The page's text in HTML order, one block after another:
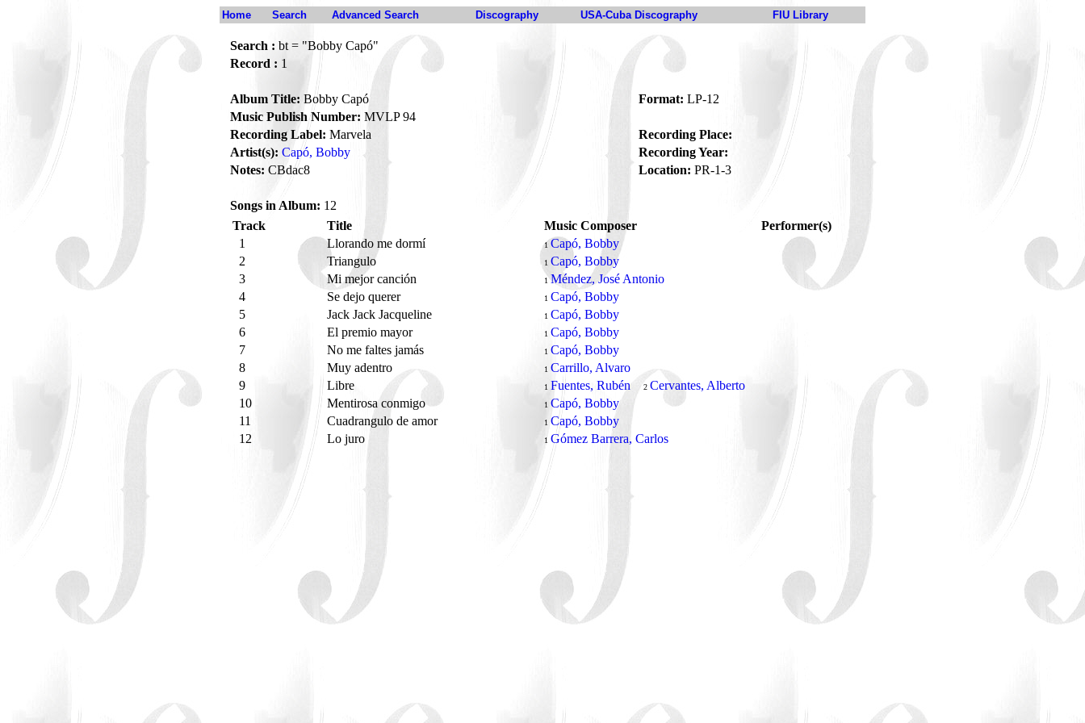
Home Search Advanced Search Discography USA-Cuba Discography FIU Library
Search : bt = "Bobby Capó"
Record : 1
Album Title: Bobby Capó Format: LP-12
Music Publish Number: MVLP 94
Recording Label: Marvela
Recording Place:
Artist(s): Capó, Bobby
Recording Year:
Notes: CBdac8 Location: PR-1-3
Songs in Album: 12
Track
Title Music Composer
Performer(s)
1
Llorando me dormí 1 Capó, Bobby
2
Triangulo 1 Capó, Bobby
3
Mi mejor canción 1Méndez, José Antonio
4
Se dejo querer 1 Capó, Bobby
5
Jack Jack Jacqueline 1 Capó, Bobby
6
El premio mayor 1 Capó, Bobby
7
No me faltes jamás 1 Capó, Bobby
8
Muy adentro 1 Carrillo, Alvaro
9
Libre 1 Fuentes, Rubén 2 Cervantes, Alberto
10
Mentirosa conmigo 1 Capó, Bobby
11
Cuadrangulo de amor 1 Capó, Bobby
12
Lo juro 1 Gómez Barrera, Carlos